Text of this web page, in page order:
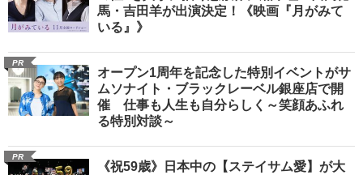
馬・吉田羊が出演決定！《映画『月がみて
いる』》
PR
オープン1周年を記念した特別イベントがサ
ムソナイト・ブラックレーベル銀座店で開
催 仕事も人生も自分らしく～笑顔あふれ
る特別対談～
PR
《祝59歳》日本中の【ステイサム愛】が大